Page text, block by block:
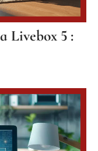
Livebox 5 :